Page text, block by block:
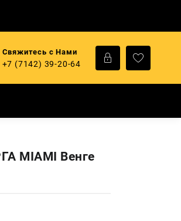
Свяжитесь с Нами
+7 (7142) 39-20-64
MIAMI Венге